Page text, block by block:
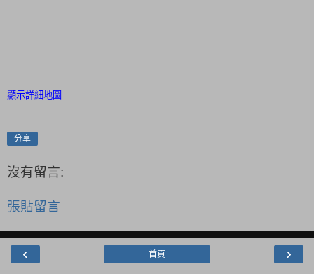
顯示詳細地圖
分享
沒有留言:
張貼留言
‹ ›
首頁